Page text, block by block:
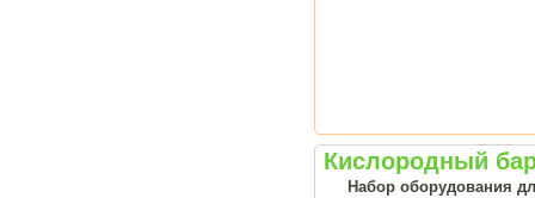
Кислородный
Набор оборудования